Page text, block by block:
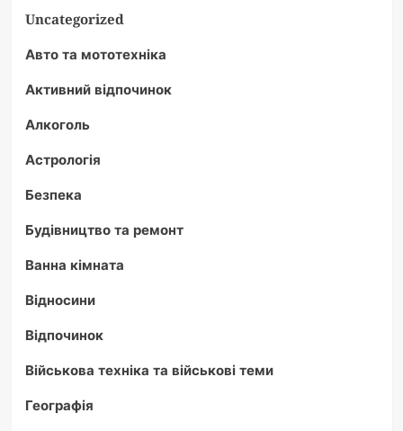
Uncategorized
Авто та мототехніка
Активний відпочинок
Алкоголь
Астрологія
Безпека
Будівництво та ремонт
Ванна кімната
Відносини
Відпочинок
Військова техніка та військові теми
Географія